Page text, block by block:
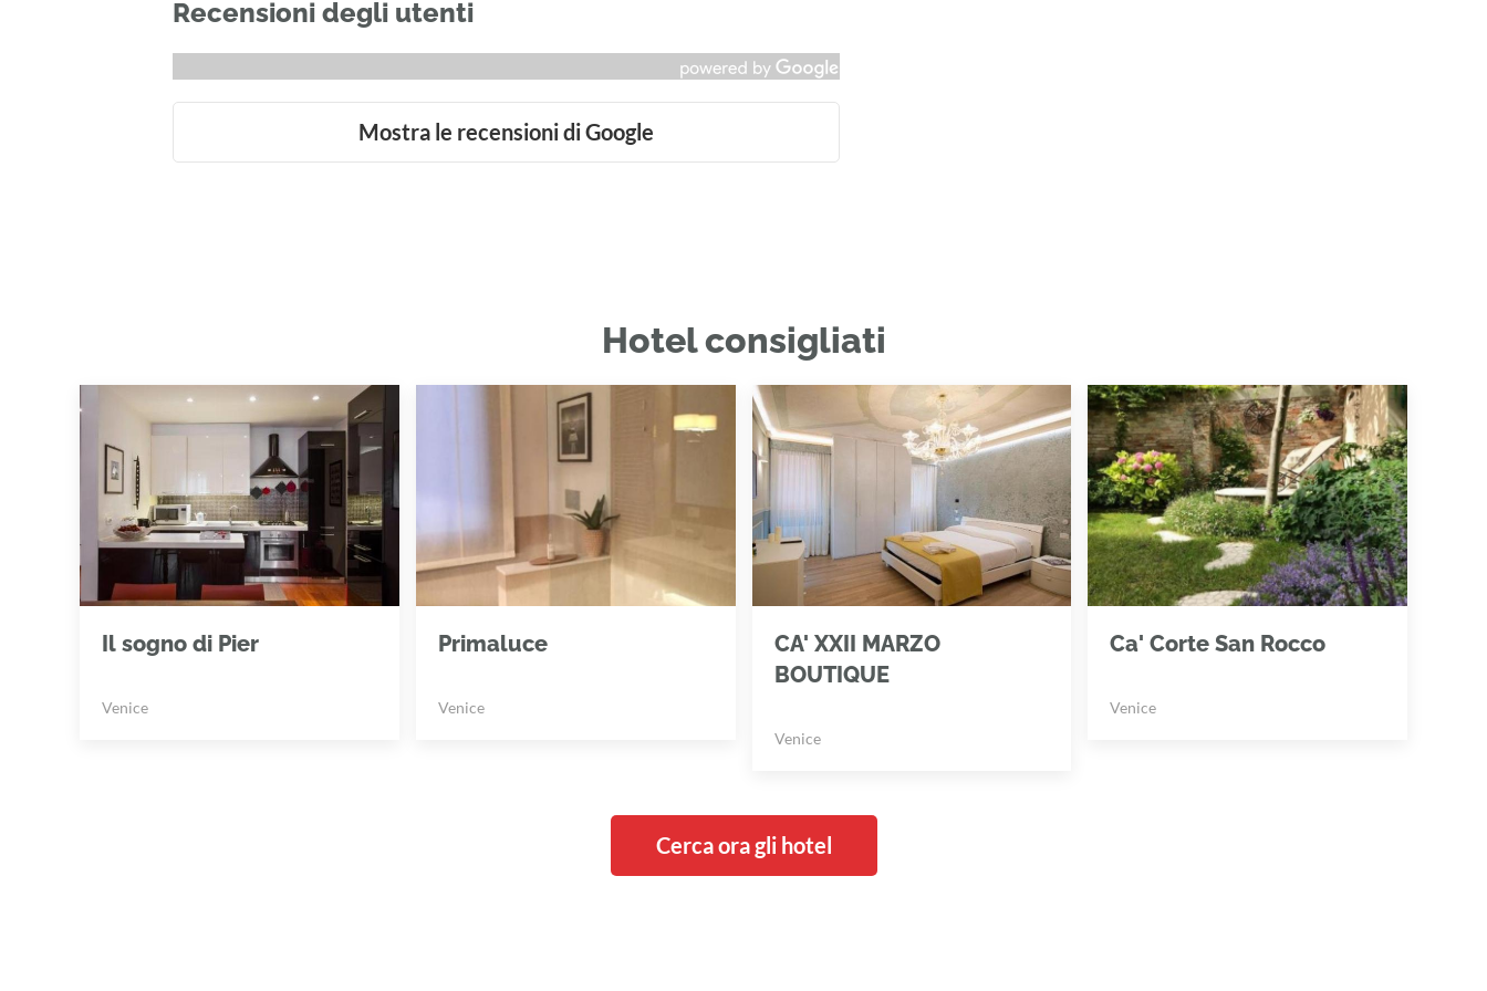
Recensioni degli utenti
Mostra le recensioni di Google
Hotel consigliati
Il sogno di Pier
Venice
Primaluce
Venice
CA' XXII MARZO
BOUTIQUE
Venice
Ca' Corte San Rocco
Venice
Cerca ora gli hotel